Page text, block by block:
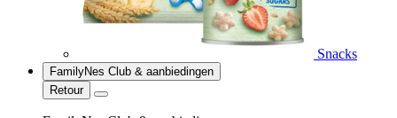
Snacks
FamilyNes Club & aanbiedingen
Retour